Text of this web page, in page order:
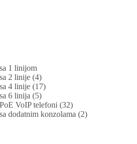
sa 1 linijom
sa 2 linije (4)
sa 4 linije (17)
sa 6 linija (5)
PoE VoIP telefoni (32)
sa dodatnim konzolama (2)